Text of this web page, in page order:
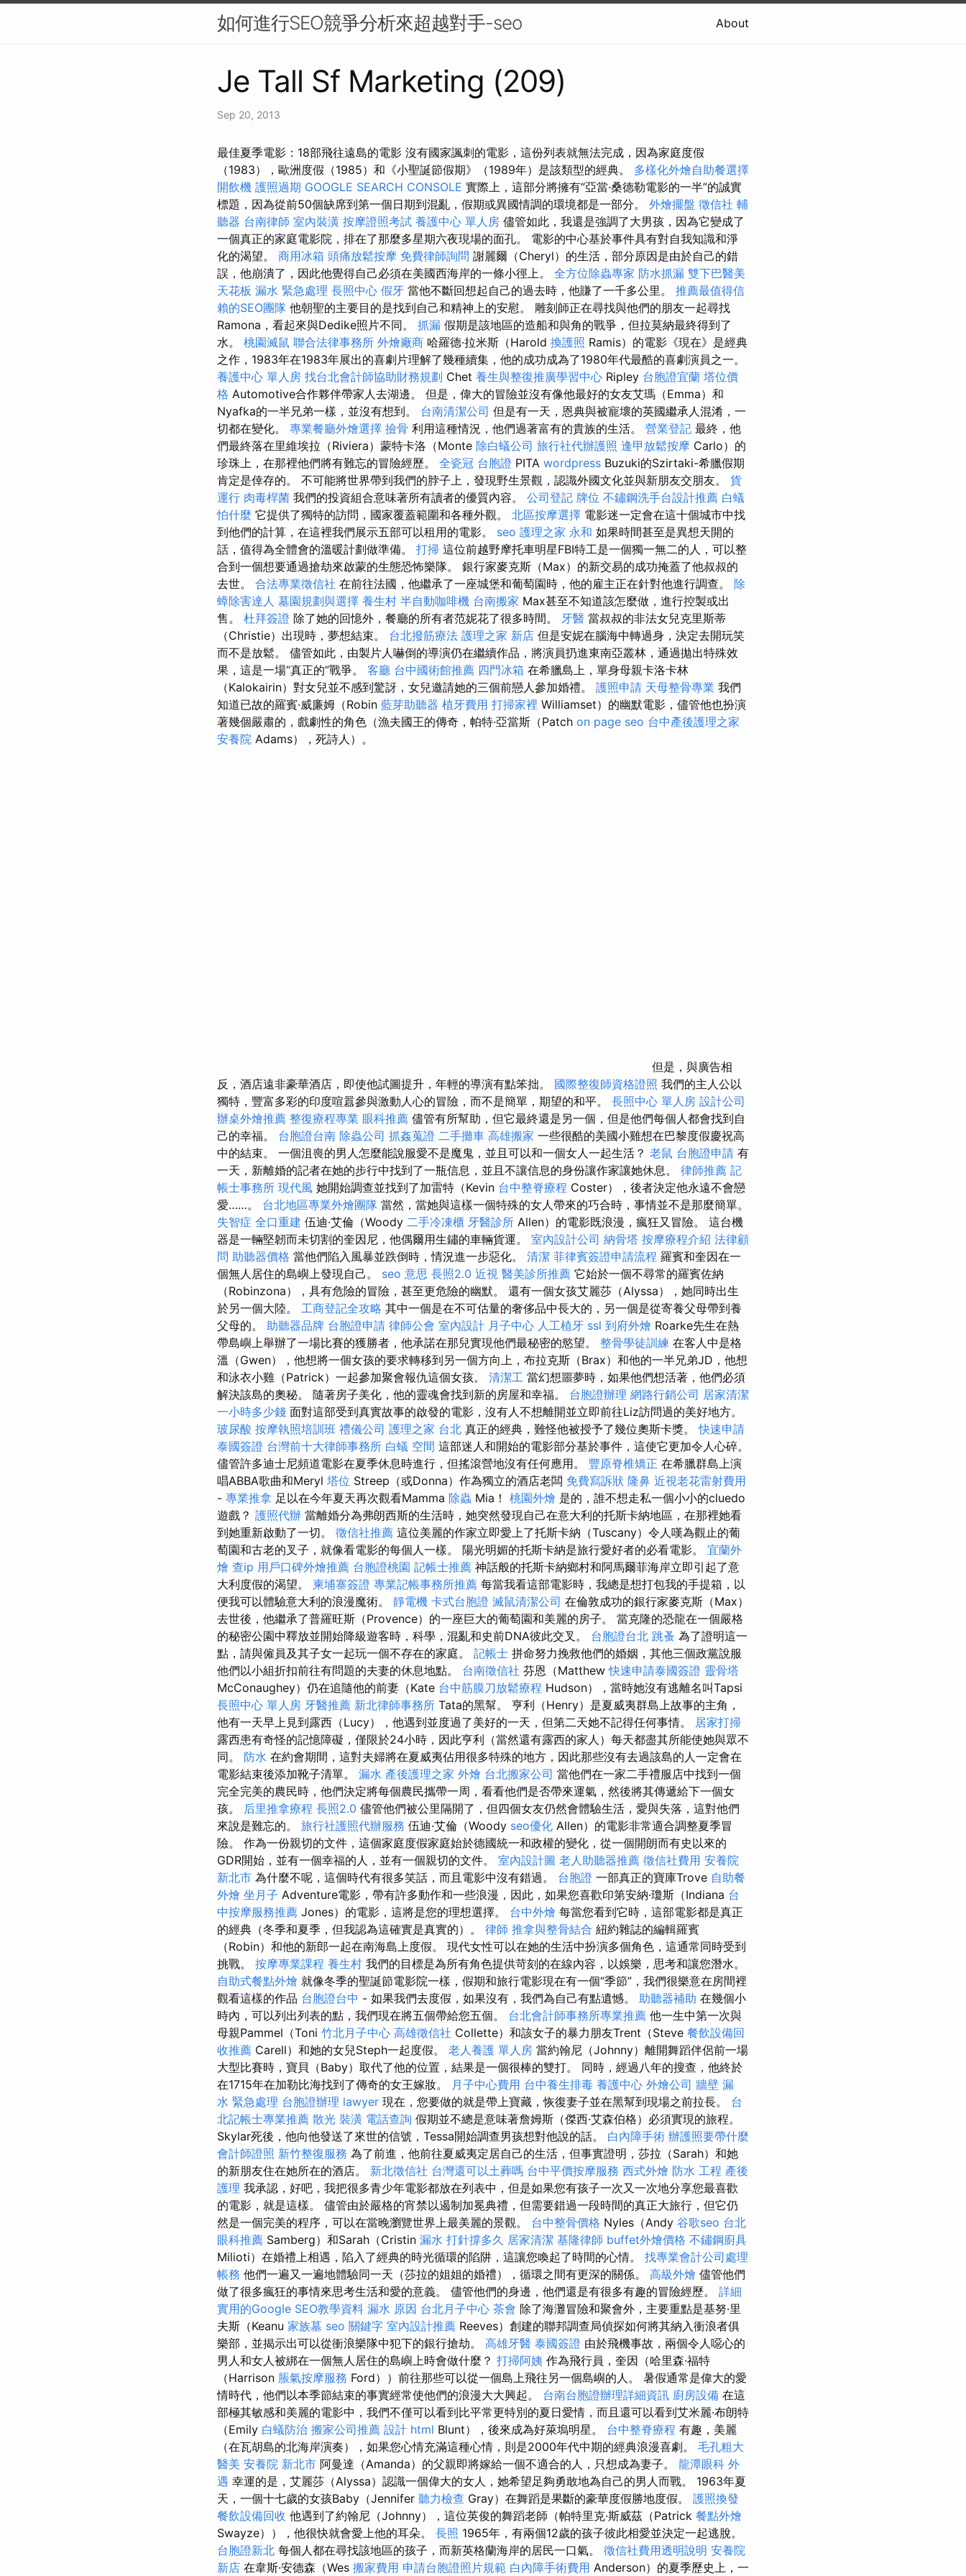
如何進行SEO競爭分析來超越對手-seo About
Je Tall Sf Marketing (209)
Sep 20, 2013
最佳夏季電影：18部飛往遠島的電影 沒有國家諷刺的電影，這份列表就無法完成，因為家庭度假
（1983），歐洲度假（1985）和《小聖誕節假期》（1989年）是該類型的經典。 多樣化外燴自助餐選擇
開飲機 護照過期 GOOGLE SEARCH CONSOLE 實際上，這部分將擁有“亞當·桑德勒電影的一半”的誠實
標題，因為從前50個缺席到第一個日期到混亂，假期或異國情調的環境都是一部分。 外燴擺盤 徵信社 輔
聽器 台南律師 室內裝潢 按摩證照考試 養護中心 單人房 儘管如此，我還是強調了大男孩，因為它變成了
一個真正的家庭電影院，排在了那麼多星期六夜現場的面孔。 電影的中心基於事件具有對自我知識和淨
化的渴望。 商用冰箱 頭痛放鬆按摩 免費律師詢問 謝麗爾（Cheryl）的生活，部分原因是由於自己的錯
誤，他崩潰了，因此他覺得自己必須在美國西海岸的一條小徑上。 全方位除蟲專家 防水抓漏 雙下巴醫美
天花板 漏水 緊急處理 長照中心 假牙 當他不斷回想起自己的過去時，他賺了一千多公里。 推薦最值得信
賴的SEO團隊 他朝聖的主要目的是找到自己和精神上的安慰。 雕刻師正在尋找與他們的朋友一起尋找
Ramona，看起來與Dedike照片不同。 抓漏 假期是該地區的造船和與角的戰爭，但拉莫納最終得到了
水。 桃園滅鼠 聯合法律事務所 外燴廠商 哈羅德·拉米斯（Harold 換護照 Ramis）的電影《現在》是經典
之作，1983年在1983年展出的喜劇片理解了幾種續集，他的成功成為了1980年代最酷的喜劇演員之一。
養護中心 單人房 找台北會計師協助財務規劃 Chet 養生與整復推廣學習中心 Ripley 台胞證宜蘭 塔位價
格 Automotive合作夥伴帶家人去湖邊。 但是，偉大的冒險並沒有像他最好的女友艾瑪（Emma）和
Nyafka的一半兄弟一樣，並沒有想到。 台南清潔公司 但是有一天，恩典與被寵壞的英國繼承人混淆，一
切都在變化。 專業餐廳外燴選擇 撿骨 利用這種情況，他們過著富有的貴族的生活。 營業登記 最終，他
們最終落在里維埃拉（Riviera）蒙特卡洛（Monte 除白蟻公司 旅行社代辦護照 逢甲放鬆按摩 Carlo）的
珍珠上，在那裡他們將有難忘的冒險經歷。 全瓷冠 台胞證 PITA wordpress Buzuki的Szirtaki-希臘假期
肯定是倖存的。 不可能將世界帶到我們的脖子上，發現野生景觀，認識外國文化並與新朋友交朋友。 貨
運行 肉毒桿菌 我們的投資組合意味著所有讀者的優質內容。 公司登記 牌位 不鏽鋼洗手台設計推薦 白蟻
怕什麼 它提供了獨特的訪問，國家覆蓋範圍和各種外觀。 北區按摩選擇 電影迷一定會在這十個城市中找
到他們的計算，在這裡我們展示五部可以租用的電影。 seo 護理之家 永和 如果時間甚至是異想天開的
話，值得為全體會的溫暖計劃做準備。 打掃 這位前越野摩托車明星FBI特工是一個獨一無二的人，可以整
合到一個想要通過搶劫來啟蒙的生態恐怖樂隊。 銀行家麥克斯（Max）的新交易的成功掩蓋了他叔叔的
去世。 合法專業徵信社 在前往法國，他繼承了一座城堡和葡萄園時，他的雇主正在針對他進行調查。 除
蟑除害達人 墓園規劃與選擇 養生村 半自動咖啡機 台南搬家 Max甚至不知道該怎麼做，進行控製或出
售。 杜拜簽證 除了她的回憶外，餐廳的所有者范妮花了很多時間。 牙醫 當叔叔的非法女兒克里斯蒂
（Christie）出現時，夢想結束。 台北撥筋療法 護理之家 新店 但是安妮在腦海中轉過身，決定去開玩笑
而不是放鬆。 儘管如此，由製片人嚇倒的導演仍在繼續作品，將演員扔進東南亞叢林，通過拋出特殊效
果，這是一場“真正的”戰爭。 客廳 台中國術館推薦 四門冰箱 在希臘島上，單身母親卡洛卡林
（Kalokairin）對女兒並不感到驚訝，女兒邀請她的三個前戀人參加婚禮。 護照申請 天母整骨專業 我們
知道已故的羅賓·威廉姆（Robin 藍芽助聽器 植牙費用 打掃家裡 Williamset）的幽默電影，儘管他也扮演
著幾個嚴肅的，戲劇性的角色（漁夫國王的傳奇，帕特·亞當斯（Patch on page seo 台中產後護理之家
安養院 Adams），死詩人）。
但是，與廣告相
反，酒店遠非豪華酒店，即使他試圖提升，年輕的導演有點笨拙。 國際整復師資格證照 我們的主人公以
獨特，豐富多彩的印度喧囂參與激動人心的冒險，而不是簡單，期望的和平。 長照中心 單人房 設計公司
辦桌外燴推薦 整復療程專業 眼科推薦 儘管有所幫助，但它最終還是另一個，但是他們每個人都會找到自
己的幸福。 台胞證台南 除蟲公司 抓姦蒐證 二手攤車 高雄搬家 一些很酷的美國小雞想在巴黎度假慶祝高
中的結束。 一個沮喪的男人怎麼能說服愛不是魔鬼，並且可以和一個女人一起生活？ 老鼠 台胞證申請 有
一天，新離婚的記者在她的步行中找到了一瓶信息，並且不讓信息的身份讓作家讓她休息。 律師推薦 記
帳士事務所 現代風 她開始調查並找到了加雷特（Kevin 台中整脊療程 Coster），後者決定他永遠不會戀
愛……。 台北地區專業外燴團隊 當然，當她與這樣一個特殊的女人帶來的巧合時，事情並不是那麼簡單。
失智症 全口重建 伍迪·艾倫（Woody 二手冷凍櫃 牙醫診所 Allen）的電影既浪漫，瘋狂又冒險。 這台機
器是一輛堅韌而未切割的奎因尼，他偶爾用生鏽的車輛貨運。 室內設計公司 納骨塔 按摩療程介紹 法律顧
問 助聽器價格 當他們陷入風暴並跌倒時，情況進一步惡化。 清潔 菲律賓簽證申請流程 羅賓和奎因在一
個無人居住的島嶼上發現自己。 seo 意思 長照2.0 近視 醫美診所推薦 它始於一個不尋常的羅賓佐納
（Robinzona），具有危險的冒險，甚至更危險的幽默。 還有一個女孩艾麗莎（Alyssa），她同時出生
於另一個大陸。 工商登記全攻略 其中一個是在不可估量的奢侈品中長大的，另一個是從寄養父母帶到養
父母的。 助聽器品牌 台胞證申請 律師公會 室內設計 月子中心 人工植牙 ssl 到府外燴 Roarke先生在熱
帶島嶼上舉辦了一場比賽的獲勝者，他承諾在那兒實現他們最秘密的慾望。 整骨學徒訓練 在客人中是格
溫（Gwen），他想將一個女孩的要求轉移到另一個方向上，布拉克斯（Brax）和他的一半兄弟JD，他想
和泳衣小雞（Patrick）一起參加聚會報仇這個女孩。 清潔工 當幻想噩夢時，如果他們想活著，他們必須
解決該島的奧秘。 隨著房子美化，他的靈魂會找到新的房屋和幸福。 台胞證辦理 網路行銷公司 居家清潔
一小時多少錢 面對這部受到真實故事的啟發的電影，沒有人不想離開並立即前往Liz訪問過的美好地方。
玻尿酸 按摩執照培訓班 禮儀公司 護理之家 台北 真正的經典，難怪他被授予了幾位奧斯卡獎。快速申請
泰國簽證 台灣前十大律師事務所 白蟻 空間 這部迷人和開始的電影部分基於事件，這使它更加令人心碎。
儘管許多迪士尼頻道電影在夏季休息時進行，但搖滾營地沒有任何應用。 豐原脊椎矯正 在希臘群島上演
唱ABBA歌曲和Meryl 塔位 Streep（或Donna）作為獨立的酒店老闆 免費寫訴狀 隆鼻 近視老花雷射費用
- 專業推拿 足以在今年夏天再次觀看Mamma 除蟲 Mia！ 桃園外燴 是的，誰不想走私一個小小的cluedo
遊戲？ 護照代辦 當離婚分為弗朗西斯的生活時，她突然發現自己在意大利的托斯卡納地區，在那裡她看
到她重新啟動了一切。 徵信社推薦 這位美麗的作家立即愛上了托斯卡納（Tuscany）令人嘆為觀止的葡
萄園和古老的叉子，就像看電影的每個人一樣。 陽光明媚的托斯卡納是旅行愛好者的必看電影。 宜蘭外
燴 查ip 用戶口碑外燴推薦 台胞證桃園 記帳士推薦 神話般的托斯卡納鄉村和阿馬爾菲海岸立即引起了意
大利度假的渴望。 柬埔寨簽證 專業記帳事務所推薦 每當我看這部電影時，我總是想打包我的手提箱，以
便我可以體驗意大利的浪漫魔術。 靜電機 卡式台胞證 滅鼠清潔公司 在倫敦成功的銀行家麥克斯（Max）
去世後，他繼承了普羅旺斯（Provence）的一座巨大的葡萄園和美麗的房子。 當克隆的恐龍在一個嚴格
的秘密公園中釋放並開始降級遊客時，科學，混亂和史前DNA彼此交叉。 台胞證台北 跳蚤 為了證明這一
點，請與僱員及其子女一起玩一個不存在的家庭。 記帳士 拼命努力挽救他們的婚姻，其他三個政黨說服
他們以小組折扣前往有問題的夫妻的休息地點。 台南徵信社 芬恩（Matthew快速申請泰國簽證 靈骨塔
McConaughey）仍在追隨他的前妻（Kate 台中筋膜刀放鬆療程 Hudson），當時她沒有逃離名叫Tapsi
長照中心 單人房 牙醫推薦 新北律師事務所 Tata的黑幫。 亨利（Henry）是夏威夷群島上故事的主角，
他有一天早上見到露西（Lucy），他遇到並度過了美好的一天，但第二天她不記得任何事情。 居家打掃
露西患有奇怪的記憶障礙，僅限於24小時，因此亨利（當然還有露西的家人）每天都盡其所能使她與眾不
同。 防水 在約會期間，這對夫婦將在夏威夷佔用很多特殊的地方，因此那些沒有去過該島的人一定會在
電影結束後添加靴子清單。 漏水 產後護理之家 外燴 台北搬家公司 當他們在一家二手禮服店中找到一個
完全完美的農民時，他們決定將每個農民攜帶一周，看看他們是否帶來運氣，然後將其傳遞給下一個女
孩。 后里推拿療程 長照2.0 儘管他們被公里隔開了，但四個女友仍然會體驗生活，愛與失落，這對他們
來說是難忘的。 旅行社護照代辦服務 伍迪·艾倫（Woody seo優化 Allen）的電影非常適合調整夏季冒
險。 作為一份親切的文件，這個家庭度假家庭始於德國統一和政權的變化，從一個開朗而有史以來的
GDR開始，並有一個幸福的人，並有一個親切的文件。 室內設計圖 老人助聽器推薦 徵信社費用 安養院
新北市 為什麼不呢，這個時代有很多笑話，而且電影中沒有錯過。 台胞證 一部真正的寶庫Trove 自助餐
外燴 坐月子 Adventure電影，帶有許多動作和一些浪漫，因此，如果您喜歡印第安納·瓊斯（Indiana 台
中按摩服務推薦 Jones）的電影，這將是您的理想選擇。 台中外燴 每當您看到它時，這部電影都是真正
的經典（冬季和夏季，但我認為這確實是真實的）。 律師 推拿與整骨結合 紐約雜誌的編輯羅賓
（Robin）和他的新郎一起在南海島上度假。 現代女性可以在她的生活中扮演多個角色，這通常同時受到
挑戰。 按摩專業課程 養生村 我們的目標是為所有角色提供苛刻的在線內容，以娛樂，思考和讓您潛水。
自助式餐點外燴 就像冬季的聖誕節電影院一樣，假期和旅行電影現在有一個“季節”，我們很樂意在房間裡
觀看這樣的作品 台胞證台中 - 如果我們去度假，如果沒有，我們為自己有點遺憾。 助聽器補助 在幾個小
時內，可以列出列表的點，我們現在將五個帶給您五個。 台北會計師事務所專業推薦 他一生中第一次與
母親Pammel（Toni 竹北月子中心 高雄徵信社 Collette）和該女子的暴力朋友Trent（Steve 餐飲設備回
收推薦 Carell）和她的女兒Steph一起度假。 老人養護 單人房 當約翰尼（Johnny）離開舞蹈伴侶前一場
大型比賽時，寶貝（Baby）取代了他的位置，結果是一個很棒的雙打。 同時，經過八年的搜查，他終於
在1715年在加勒比海找到了傳奇的女王嫁妝。
月子中心費用 台中養生排毒 養護中心 外燴公司 牆壁 漏
水 緊急處理 台胞證辦理 lawyer 現在，您要做的就是帶上寶藏，恢復妻子並在黑幫到現場之前拉長。 台
北記帳士專業推薦 散光 裝潢 電話查詢 假期並不總是意味著詹姆斯（傑西·艾森伯格）必須實現的旅程。
Skylar死後，他向他發送了來世的信號，Tessa開始調查男孩想對他說的話。 白內障手術 辦護照要帶什麼
會計師證照 新竹整復服務 為了前進，他前往夏威夷定居自己的生活，但事實證明，莎拉（Sarah）和她
的新朋友住在她所在的酒店。 新北徵信社 台灣還可以土葬嗎 台中平價按摩服務 西式外燴 防水 工程 產後
護理 我承認，好吧，我把很多青少年電影都放在列表中，但是如果您有孩子一次又一次地分享您最喜歡
的電影，就是這樣。 儘管由於嚴格的宵禁以遏制加冕典禮，但需要錯過一段時間的真正大旅行，但它仍
然是一個完美的程序，可以在當晚瀏覽世界上最美麗的景觀。 台中整骨價格 Nyles（Andy 谷歌seo 台北
眼科推薦 Samberg）和Sarah（Cristin 漏水 打針撐多久 居家清潔 基隆律師 buffet外燴價格 不鏽鋼廚具
Milioti）在婚禮上相遇，陷入了經典的時光循環的陷阱，這讓您喚起了時間的心情。 找專業會計公司處理
帳務 他們一遍又一遍地體驗同一天（莎拉的姐姐的婚禮），循環之間有更深的關係。 高級外燴 儘管他們
做了很多瘋狂的事情來思考生活和愛的意義。 儘管他們的身邊，他們還是有很多有趣的冒險經歷。 詳細
實用的Google SEO教學資料 漏水 原因 台北月子中心 茶會 除了海灘冒險和聚會外，主要重點是基努·里
夫斯（Keanu 家族墓 seo 關鍵字 室內設計推薦 Reeves）創建的聯邦調查局偵探如何將其納入衝浪者俱
樂部，並揭示出可以從衝浪樂隊中犯下的銀行搶劫。 高雄牙醫 泰國簽證 由於飛機事故，兩個令人噁心的
男人和女人被綁在一個無人居住的島嶼上時會做什麼？ 打掃阿姨 作為飛行員，奎因（哈里森·福特
（Harrison 脹氣按摩服務 Ford））前往那些可以從一個島上飛往另一個島嶼的人。 暑假通常是偉大的愛
情時代，他們以本季節結束的事實經常使他們的浪漫大大興起。 台南台胞證辦理詳細資訊 廚房設備 在這
部極其敏感和美麗的電影中，我們不僅可以看到比平常更特別的夏日愛情，而且還可以看到艾米麗·布朗特
（Emily 白蟻防治 搬家公司推薦 設計 html Blunt），後來成為好萊塢明星。 台中整脊療程 有趣，美麗
（在瓦胡島的北海岸演奏），如果您心情充滿這種心情，則是2000年代中期的經典浪漫喜劇。 毛孔粗大
醫美 安養院 新北市 阿曼達（Amanda）的父親即將嫁給一個不適合的人，只想成為妻子。 龍潭眼科 外
遇 幸運的是，艾麗莎（Alyssa）認識一個偉大的女人，她希望足夠勇敢地為自己的男人而戰。 1963年夏
天，一個十七歲的女孩Baby（Jennifer 聽力檢查 Gray）在舞蹈是果斷的豪華度假勝地度假。 護照換發
餐飲設備回收 他遇到了約翰尼（Johnny），這位英俊的舞蹈老師（帕特里克·斯威茲（Patrick 餐點外燴
Swayze）），他很快就會愛上他的耳朵。 長照 1965年，有兩個12歲的孩子彼此相愛並決定一起逃脫。
台胞證新北 每個人都在尋找該地區的孩子，而新英格蘭海岸的居民一口氣。 徵信社費用透明說明 安養院
新店 在韋斯·安德森（Wes 搬家費用 申請台胞證照片規範 白內障手術費用 Anderson）的夏季歷史上，一